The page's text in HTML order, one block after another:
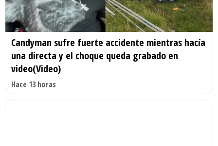
Candyman sufre fuerte accidente mientras hacía
una directa y el choque queda grabado en
video(Video)
Hace 13 horas